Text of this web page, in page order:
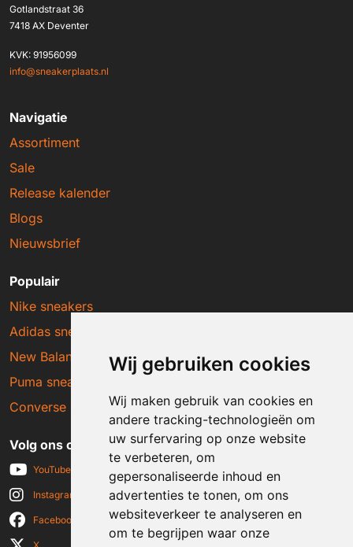
Wij gebruiken cookies
Wij maken gebruik van cookies en
andere tracking-technologieën om
uw surfervaring op onze website
te verbeteren, om
gepersonaliseerde inhoud en
advertenties te tonen, om ons
websiteverkeer te analyseren en
om te begrijpen waar onze
Gotlandstraat 36
7418 AX Deventer
KVK: 91956099
info@sneakerplaats.nl
Navigatie
Assortiment
Sale
Release kalender
Blogs
Nieuwsbrief
Populair
Nike sneakers
Adidas sneakers
New Balance sneakers
Puma sneakers
Converse sneakers
Volg ons op social media
YouTube
Instagram
Facebook